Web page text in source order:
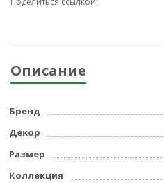
Описание
Бренд
Декор
Размер
Коллекция